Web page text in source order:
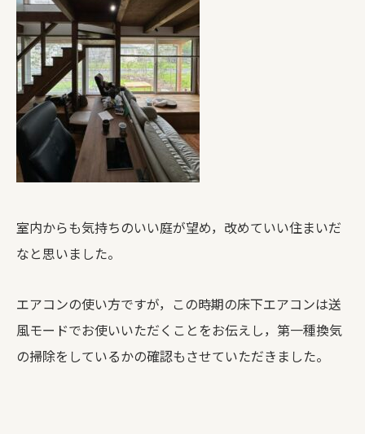
室内からも気持ちのいい庭が望め，改めていい住まいだ
なと思いました。
エアコンの使い方ですが，この時期の床下エアコンは送
風モードでお使いいただくことをお伝えし，第一種換気
の掃除をしているかの確認もさせていただきました。